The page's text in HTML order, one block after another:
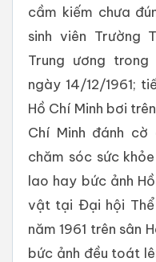
cầm kiếm chưa
sinh viên Trường
Trung ương
ngày 14/12/1961;
Hồ Chí Minh bơi
Chí Minh đánh
chăm sóc sức
lao hay bức ảnh
vật tại Đại hội
năm 1961 trên sân
bức ảnh đều toát